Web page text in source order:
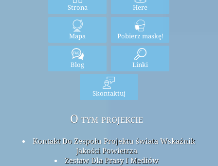
Strona Here
Mapa Pobierz maskę!
Blog Linki
Skontaktuj
O tym projekcie
Kontakt Do Zespołu Projektu świata Wskaźnik
Jakości Powietrza
Zestaw Dla Prasy I Mediów